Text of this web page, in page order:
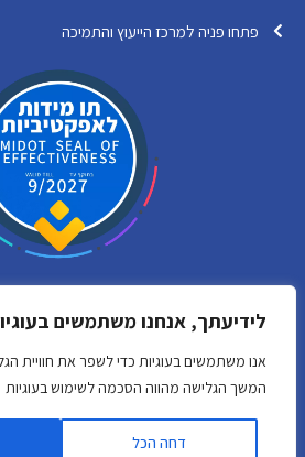
לידיעתך, אנחנו משתמשים
אנו משתמשים בעוגיות כדי לשפר את חוויית
המשך הגלישה מהווה הסכמה לשימוש בעוגיות
דחה הכל
פתחו פניה למרכז הייעוץ והתמיכה
F
a
c
e
Y
o
u
t
express marketing